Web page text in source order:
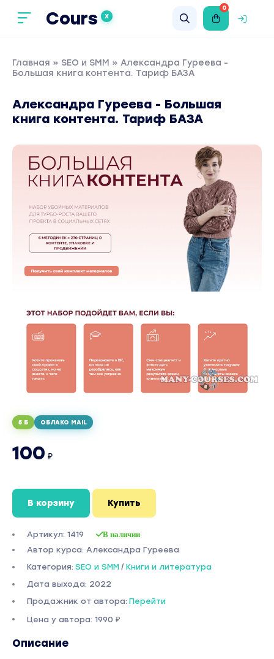
Cours X
0
Главная » SEO и SMM » Александра Гуреева -
Большая книга контента. Тариф БАЗА
Александра Гуреева - Большая
книга контента. Тариф БАЗА
5 Б ОБЛАКО MAIL
100 ₽
В корзину Купить
Артикул: 1419 В наличии
Автор курса: Александра Гуреева
Категория: SEO и SMM / Книги и литература
Дата выхода: 2022
Продажник от автора: Перейти
Цена у автора: 1990 ₽
Описание